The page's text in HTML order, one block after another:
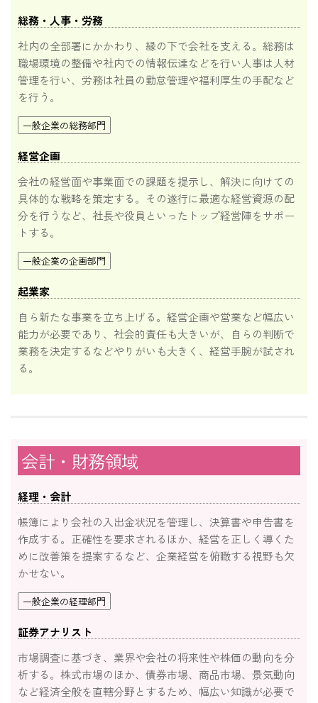
総務・人事・労務
社内の全部署にかかわり、縁の下で会社を支える。総務は
職場環境の整備や社内での情報伝達などを行い人事は人材
管理を行い、労務は社員の勤怠管理や福利厚生の手配など
を行う。
一般企業の総務部門
経営企画
会社の経営面や事業面での課題を提示し、解決に向けての
具体的な戦略を策定する。その遂行に最適な経営資源の配
分を行うなど、社長や役員といったトップ経営陣をサポー
トする。
一般企業の企画部門
起業家
自ら新たな事業を立ち上げる。経営企画や営業など幅広い
能力が必要であり、社会的責任も大きいが、自らの判断で
業務を決定するなどやりがいも大きく、経営手腕が試され
る。
会計・財務領域
経理・会計
帳簿により会社の入出金状況を管理し、決算書や申告書を
作成する。正確性を要求されるほか、経営を正しく導くた
めに改善策を提案するなど、企業経営を俯瞰する視野も欠
かせない。
一般企業の経理部門
証券アナリスト
市場調査に基づき、業界や会社の将来性や株価の動向を分
析する。株式市場のほか、債券市場、商品市場、景気動向
など経済全般を直轄分野とするため、幅広い知識が必要で